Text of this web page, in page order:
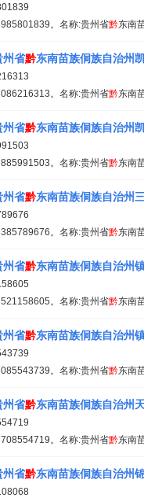
。名称:贵州省黔东南
州省黔东南苗族侗族自治州
。名称:贵州省黔东南
州省黔东南苗族侗族自治州
。名称:贵州省黔东南
州省黔东南苗族侗族自治州
。名称:贵州省黔东南
州省黔东南苗族侗族自治州
。名称:贵州省黔东南
州省黔东南苗族侗族自治州
。名称:贵州省黔东南
州省黔东南苗族侗族自治州
。名称:贵州省黔东南
州省黔东南苗族侗族自治州